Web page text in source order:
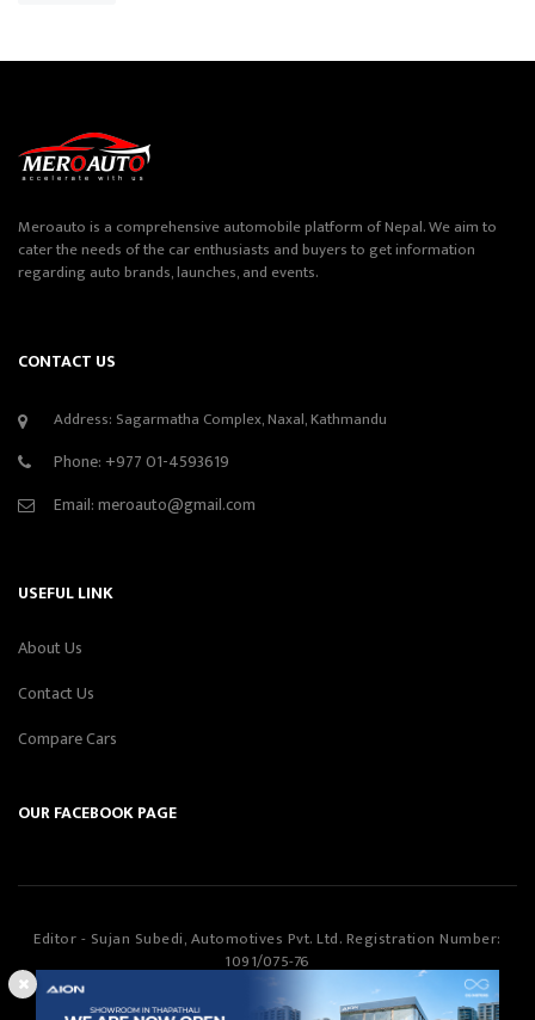
Meroauto is a comprehensive automobile platform of Nepal. We aim to
cater the needs of the car enthusiasts and buyers to get information
regarding auto brands, launches, and events.
CONTACT US
Address: Sagarmatha Complex, Naxal, Kathmandu
Phone: +977 01-4593619
Email:meroauto@gmail.com
USEFUL LINK
About Us
Contact Us
Compare Cars
OUR FACEBOOK PAGE
Editor - Sujan Subedi, Automotives Pvt. Ltd. Registration Number:
1091/075-76
©Copyright2026Automotives Pvt. LtdAll Rights Reserved.